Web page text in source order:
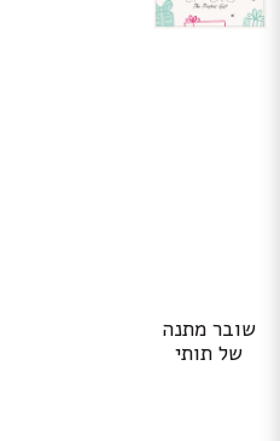
שובר מתנה
של תותי